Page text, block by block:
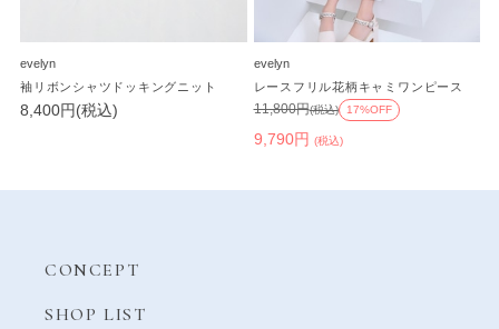
evelyn
袖リボンシャツドッキングニット
8,400円(税込)
evelyn
レースフリル花柄キャミワンピース
9,790円 (税込)
11,800円(税込) 17%OFF
CONCEPT
SHOP LIST